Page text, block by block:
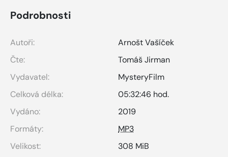
Podrobnosti
Autoři:
Arnošt Vašíček
Čte:
Tomáš Jirman
Vydavatel:
MysteryFilm
Celková délka:
05:32:46 hod.
Vydáno:
2019
Formáty:
MP3
Velikost:
308 MiB